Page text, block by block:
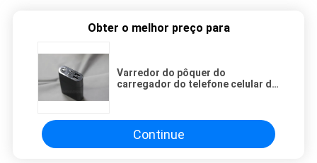
Obter o melhor preço para
Varredor do pôquer do
carregador do telefone celular da
Continue